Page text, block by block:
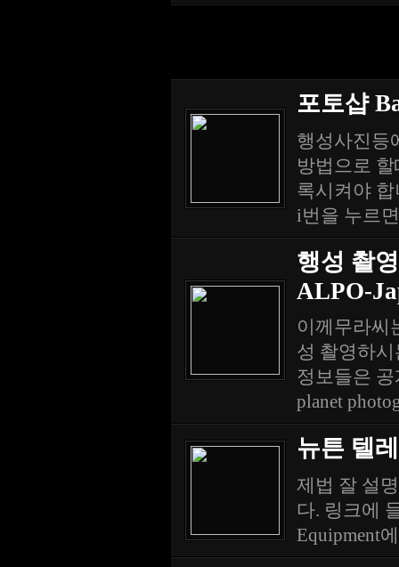
포토샵
행성사진등
방법으로
록시켜야
i번을 누르
행성 촬
ALPO-
이께무라씨
성 촬영하
정보들은 공
planet
뉴튼 텔
제법 잘 설
다. 링크에
Equipment